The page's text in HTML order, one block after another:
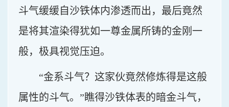
斗气缓缓自沙铁体内渗透而出，最后竟然
是将其渲染得犹如一尊金属所铸的金刚一
般，极具视觉压迫。
“金系斗气？这家伙竟然修炼得是这般
属性的斗气。”瞧得沙铁体表的暗金斗气，